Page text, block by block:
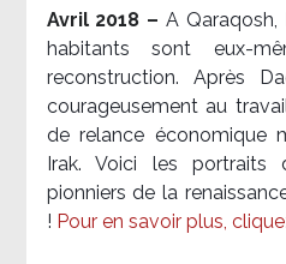
Avril 2018 –A Qaraqosh,
habitants sont eux-
reconstruction. Après
courageusement au
de relance économique
Irak. Voici les portraits
pionniers de la
! Pour en savoir plus,